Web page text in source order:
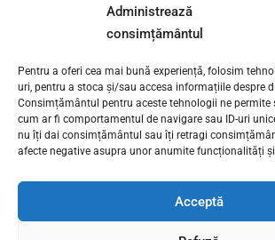
Administrează
consimțământul
Pentru a oferi cea mai bună experiență, folosim
uri, pentru a stoca și/sau accesa informațiile despre
Consimțământul pentru aceste tehnologii ne permite
cum ar fi comportamentul de navigare sau ID-uri
nu îți dai consimțământul sau îți retragi
afecte negative asupra unor anumite funcționalități
Acceptă
Instalator urgente
0730 111 131
NEXT
Instalator instalatii sanitare
Unirii sector 3